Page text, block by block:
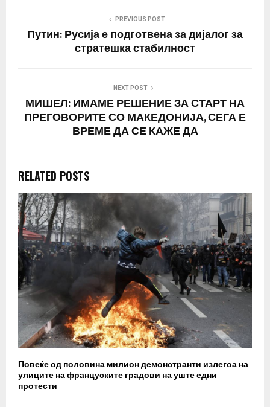
министер за…
PREVIOUS POST
Путин: Русија е подготвена за дијалог за
стратешка стабилност
NEXT POST
МИШЕЛ: ИМАМЕ РЕШЕНИЕ ЗА СТАРТ НА
ПРЕГОВОРИТЕ СО МАКЕДОНИЈА, СЕГА Е
ВРЕМЕ ДА СЕ КАЖЕ ДА
RELATED POSTS
Повеќе од половина милион демонстранти излегоа на
улиците на француските градови на уште едни
протести